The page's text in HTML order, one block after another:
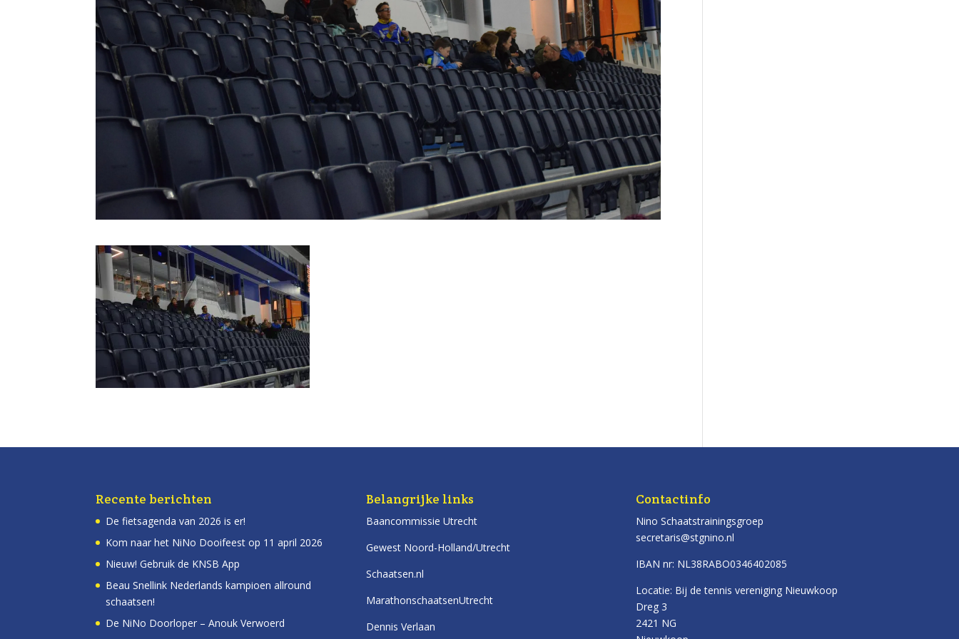
Recente berichten
De fietsagenda van 2026 is er!
Kom naar het NiNo Dooifeest op 11 april 2026
Nieuw! Gebruik de KNSB App
Beau Snellink Nederlands kampioen allround
schaatsen!
De NiNo Doorloper – Anouk Verwoerd
Belangrijke links
Baancommissie Utrecht
Gewest Noord-Holland/Utrecht
Schaatsen.nl
MarathonschaatsenUtrecht
Dennis Verlaan
Contactinfo
Nino Schaatstrainingsgroep
secretaris@stgnino.nl
IBAN nr: NL38RABO0346402085
Locatie: Bij de tennis vereniging Nieuwkoop
Dreg 3
2421 NG